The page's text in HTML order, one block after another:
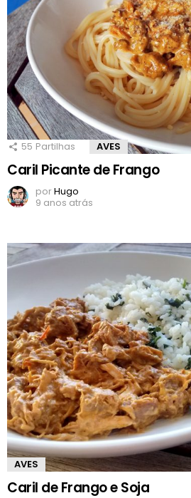
55 Partilhas AVES
Caril Picante de Frango
porHugo
9 anos atrás
AVES
Caril de Frango e Soja